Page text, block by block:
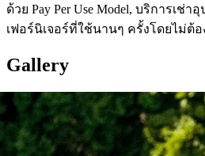
ด้วย Pay Per Use Model, บริการเช่
เฟอร์นิเจอร์ที่ใช้นานๆ ครั้งโดยไม่ต้
Gallery